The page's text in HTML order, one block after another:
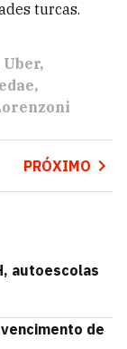
turcas.
Uber
PRÓXIMO
autoescolas
de